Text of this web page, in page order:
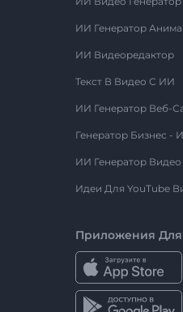
ИИ Генератор
ИИ Видеоредактор
Текст В Видео С ИИ
ИИ Генератор Веб-
Генератор Бизнес -
ИИ Генератор Видео
Идеи Для YouTube
Приложения